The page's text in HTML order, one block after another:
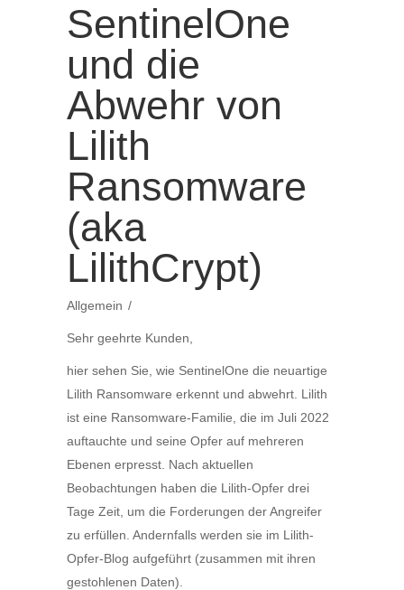
SentinelOne
und die
Abwehr von
Lilith
Ransomware
(aka
LilithCrypt)
Allgemein
Sehr geehrte Kunden,
hier sehen Sie, wie SentinelOne die neuartige
Lilith Ransomware erkennt und abwehrt. Lilith
ist eine Ransomware-Familie, die im Juli 2022
auftauchte und seine Opfer auf mehreren
Ebenen erpresst. Nach aktuellen
Beobachtungen haben die Lilith-Opfer drei
Tage Zeit, um die Forderungen der Angreifer
zu erfüllen. Andernfalls werden sie im Lilith-
Opfer-Blog aufgeführt (zusammen mit ihren
gestohlenen Daten).